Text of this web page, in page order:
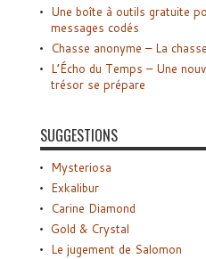
Une boîte à outils gratuite
messages codés
Chasse anonyme – La
L’Écho du Temps – Une
trésor se prépare
SUGGESTIONS
Mysteriosa
Exkalibur
Carine Diamond
Gold & Crystal
Le jugement de Salomon